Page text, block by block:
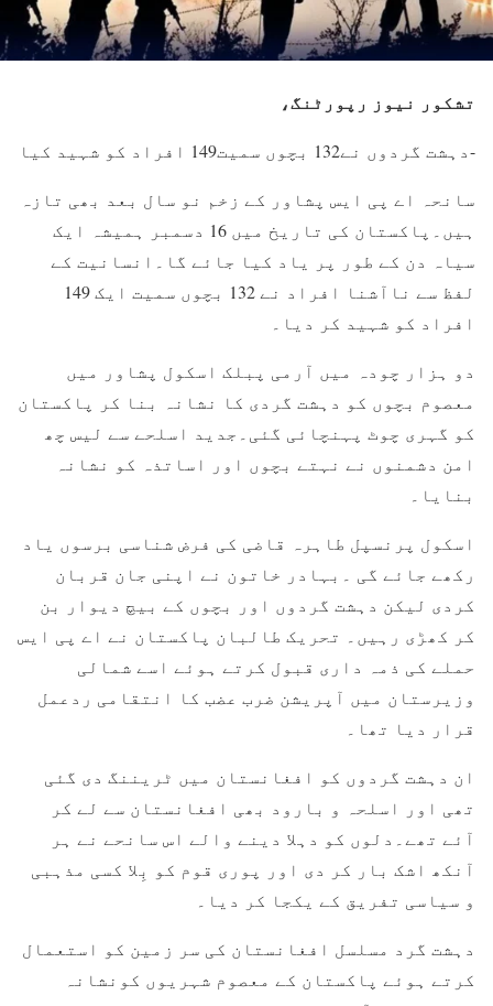
تشکور نیوز رپورٹنگ،
-دہشت گردوں نے132 بچوں سمیت149 افراد کو شہید کیا
سانحہ اے پی ایس پشاور کے زخم نو سال بعد بھی تازہ
ہیں۔پاکستان کی تاریخ میں 16 دسمبر ہمیشہ ایک
سیاہ دن کے طور پر یاد کیا جائے گا۔انسانیت کے
لفظ سے ناآشنا افراد نے 132 بچوں سمیت ایک 149
افراد کو شہید کر دیا۔
دو ہزار چودہ میں آرمی پبلک اسکول پشاور میں
معصوم بچوں کو دہشت گردی کا نشانہ بنا کر پاکستان
کو گہری چوٹ پہنچائی گئی۔جدید اسلحے سے لیس چھ
امن دشمنوں نے نہتے بچوں اور اساتذہ کو نشانہ
بنایا۔
اسکول پرنسپل طاہرہ قاضی کی فرض شناسی برسوں یاد
رکھے جائے گی ۔بہادر خاتون نے اپنی جان قربان
کردی لیکن دہشت گردوں اور بچوں کے بیچ دیوار بن
کر کھڑی رہیں۔ تحریک طالبان پاکستان نے اے پی ایس
حملے کی ذمہ داری قبول کرتے ہوئے اسے شمالی
وزیرستان میں آپریشن ضرب عضب کا انتقامی ردعمل
قرار دیا تھا۔
ان دہشت گردوں کو افغانستان میں ٹریننگ دی گئی
تھی اور اسلحہ و بارود بھی افغانستان سے لے کر
آئے تھے۔دلوں کو دہلا دینے والے اس سانحے نے ہر
آنکھ اشک بار کر دی اور پوری قوم کو بِلا کسی مذہبی
و سیاسی تفریق کے یکجا کر دیا۔
دہشت گرد مسلسل افغانستان کی سر زمین کو استعمال
کرتے ہوئے پاکستان کے معصوم شہریوں کونشانہ